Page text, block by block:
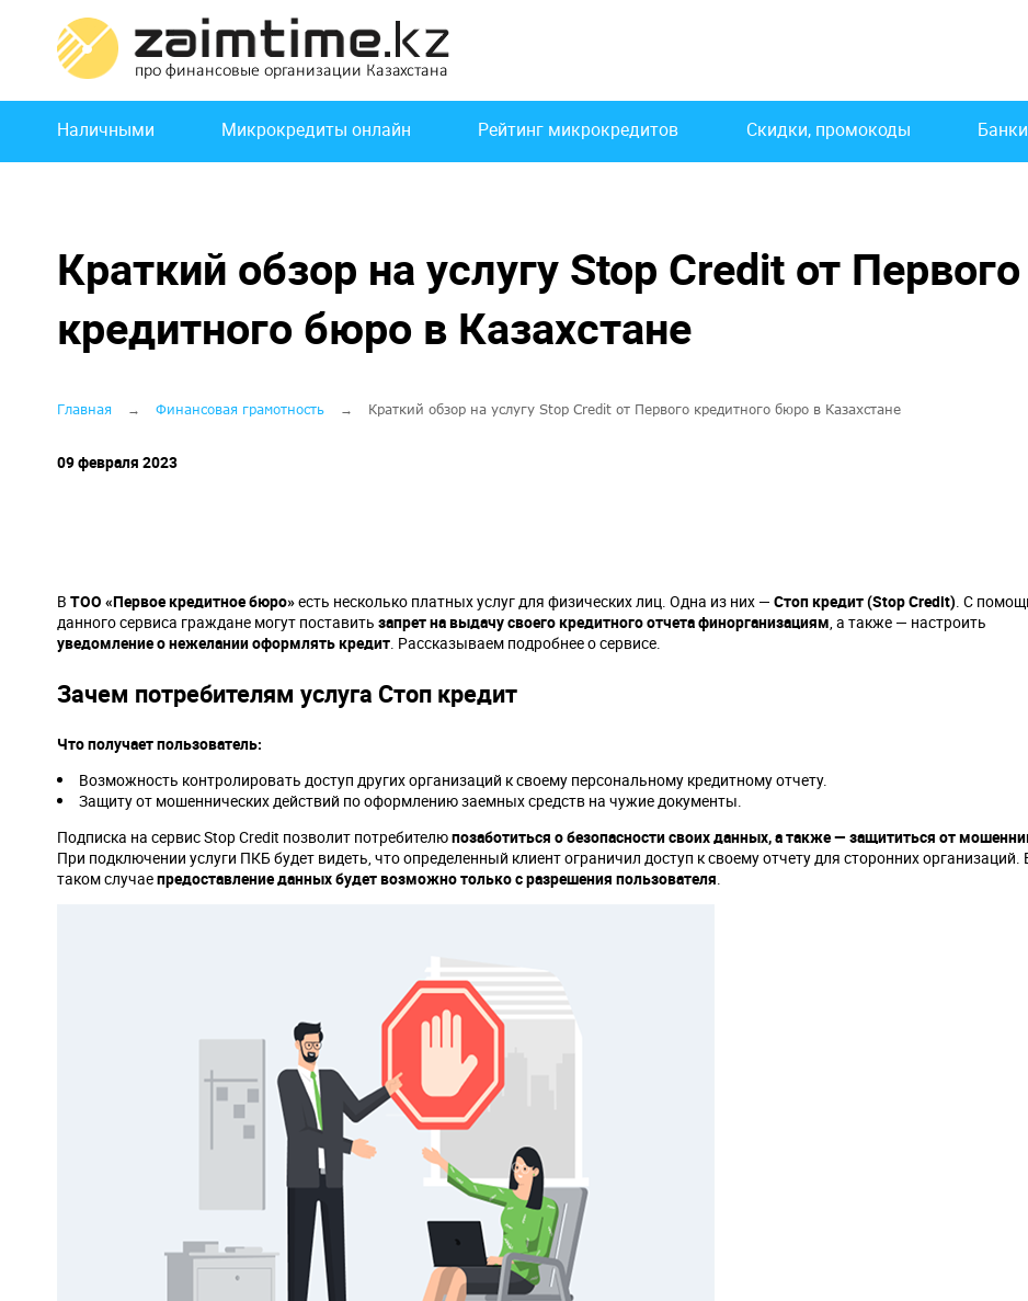
основному
содержанию
Основная
навигация
Наличными Микрокредиты онлайн Рейтинг микрокредитов Скидки, промокоды Банки
Краткий обзор на услугу Stop Credit от Первого
кредитного бюро в Казахстане
Строка
навигации
Главная Финансовая грамотность Краткий обзор на услугу Stop Credit от Первого кредитного бюро в Казахстане
09 февраля 2023
В ТОО «Первое кредитное бюро»есть несколько платных услуг для физических лиц. Одна из них — Стоп кредит (Stop Credit). С
данного сервиса граждане могут поставить запрет на выдачу своего кредитного отчета финорганизациям, а также — настроить
уведомление о нежелании оформлять кредит. Рассказываем подробнее о сервисе.
Зачем потребителям услуга Стоп кредит
Что получает пользователь:
Возможность контролировать доступ других организаций к своему персональному кредитному отчету.
Защиту от мошеннических действий по оформлению заемных средств на чужие документы.
Подписка на сервис Stop Credit позволит потребителюпозаботиться о безопасности своих данных, а также — защититься от
При подключении услуги ПКБ будет видеть, что определенный клиент ограничил доступ к своему отчету для сторонних организаций.
таком случаепредоставление данных будет возможно только с разрешения пользователя.